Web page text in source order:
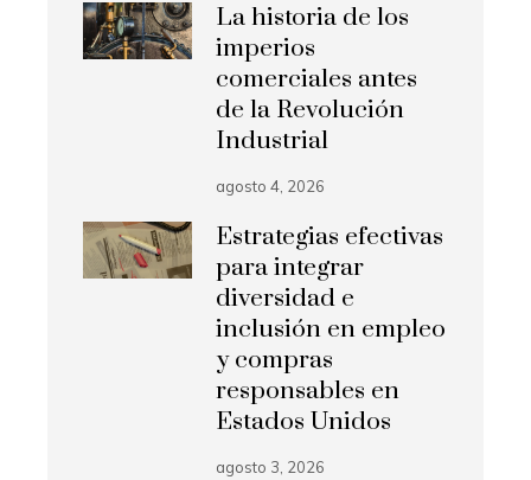
La historia de los
imperios
comerciales antes
de la Revolución
Industrial
agosto 4, 2026
Estrategias efectivas
para integrar
diversidad e
inclusión en empleo
y compras
responsables en
Estados Unidos
agosto 3, 2026